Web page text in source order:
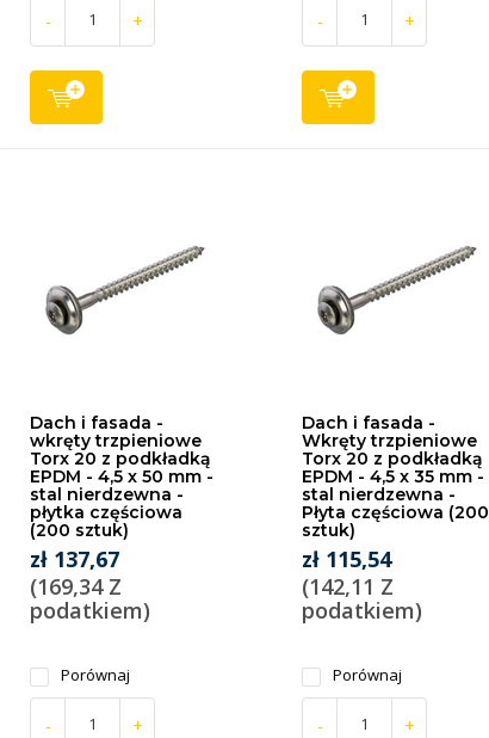
- + - +
Dach i fasada -
wkręty trzpieniowe
Torx 20 z podkładką
EPDM - 4,5 x 50 mm -
stal nierdzewna -
płytka częściowa
(200 sztuk)
zł 137,67
(169,34 Z
podatkiem)
Porównaj
- +
Dach i fasada -
Wkręty trzpieniowe
Torx 20 z podkładką
EPDM - 4,5 x 35 mm -
stal nierdzewna -
Płyta częściowa (200
sztuk)
zł 115,54
(142,11 Z
podatkiem)
Porównaj
- +